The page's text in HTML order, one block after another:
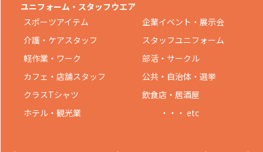
ユニフォーム・スタッフウエア
スポーツアイテム
企業イベント・展示会
介護・ケアスタッフ
スタッフユニフォーム
軽作業・ワーク
部活・サークル
カフェ・店舗スタッフ
公共・自治体・選挙
クラスTシャツ
飲食店・居酒屋
ホテル・観光業
・・・ etc